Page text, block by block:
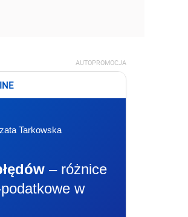
AUTOPROMOCJA
Tarkowska
– różnice
w